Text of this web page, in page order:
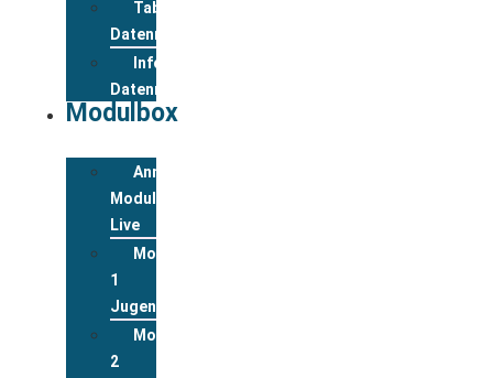
Tabelle
Datenreview
Informationen
Datenreview
Modulbox
Anmeldung
Modulbox
Live
Modul
1
Jugend
Modul
2